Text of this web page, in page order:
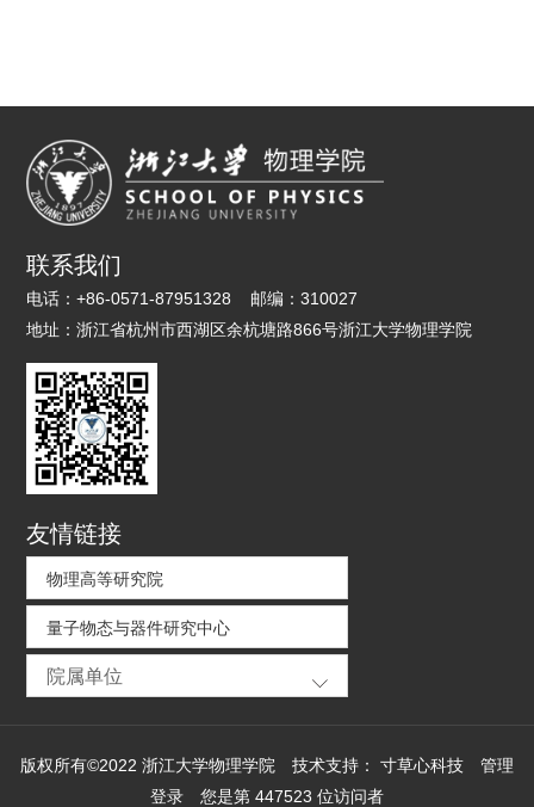
联系我们
电话：+86-0571-87951328 邮编：310027
地址：浙江省杭州市西湖区余杭塘路866号浙江大学物理学院
友情链接
物理高等研究院
量子物态与器件研究中心
院属单位
版权所有©2022 浙江大学物理学院 技术支持： 寸草心科技
管理
登录
您是第 447523 位访问者